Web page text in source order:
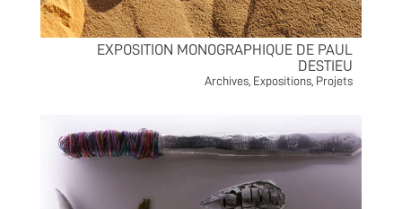
EXPOSITION MONOGRAPHIQUE DE PAUL
DESTIEU
Archives, Expositions, Projets